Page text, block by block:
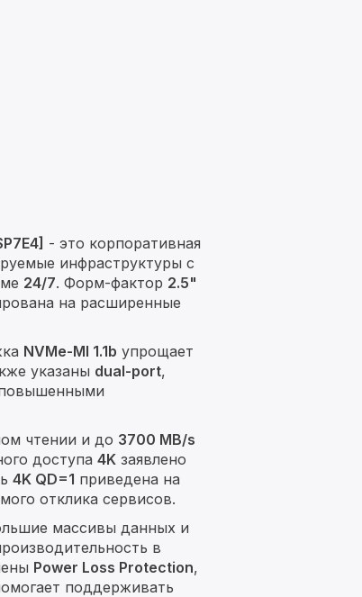
- это корпоративная
инфраструктуры с
24/7. Форм-фактор 2.5"
на расширенные
NVMe-MI 1.1b упрощает
указаны dual-port,
повышенными
чтении и до 3700 MB/s
доступа 4K заявлено
4K QD=1 приведена на
отклика сервисов.
массивы данных и
в
Power Loss Protection,
поддерживать